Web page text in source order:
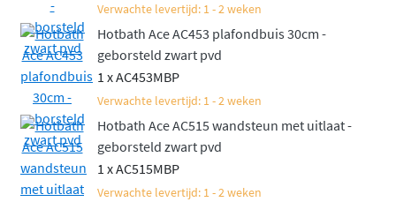
Verwachte levertijd: 1 - 2 weken
Hotbath Ace AC453 plafondbuis 30cm -
geborsteld zwart pvd
1 x AC453MBP
Verwachte levertijd: 1 - 2 weken
Hotbath Ace AC515 wandsteun met uitlaat -
geborsteld zwart pvd
1 x AC515MBP
Verwachte levertijd: 1 - 2 weken